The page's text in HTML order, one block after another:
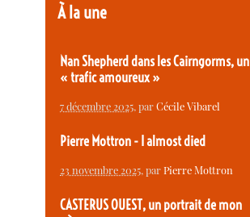
À la une
Nan Shepherd dans les Cairngorms, un
« trafic amoureux »
7 décembre 2025, parCécile Vibarel
Pierre Mottron - I almost died
23 novembre 2025, parPierre Mottron
CASTERUS OUEST, un portrait de mon